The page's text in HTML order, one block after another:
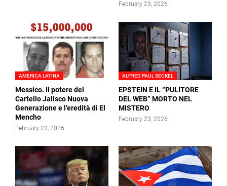
February 23, 2026
AMERICA LATINA
Messico. Il potere del
Cartello Jalisco Nuova
Generazione e l’eredità di El
Mencho
February 23, 2026
ALFRED PAUL SECKEL
EPSTEIN E IL “PULITORE
DEL WEB” MORTO NEL
MISTERO
February 23, 2026